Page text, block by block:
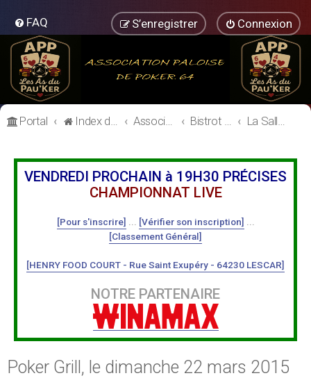
FAQ Connexion
S’enregistrer
Portal Index du forum Association Paloise de Poker Bistrot de l'Association Paloise de Poker La Salle de Poker
VENDREDI PROCHAIN à 19H30 PRÉCISES
CHAMPIONNAT LIVE
[Pour s'inscrire] [Vérifier son inscription]
[Classement Général]
[HENRY FOOD COURT - Rue Saint Exupéry - 64230 LESCAR]
NOTRE PARTENAIRE
Poker Grill, le dimanche 22 mars 2015